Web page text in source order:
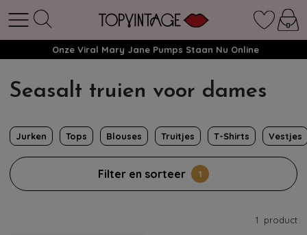
Onze Viral Mary Jane Pumps Staan Nu Online
Seasalt truien voor dames
Jurken Tops Blouses Truitjes T-Shirts Vestjes
Filter en sorteer 1
1 product